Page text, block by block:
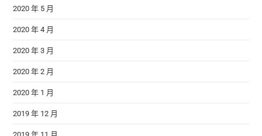
2020 年 5 月
2020 年 4 月
2020 年 3 月
2020 年 2 月
2020 年 1 月
2019 年 12 月